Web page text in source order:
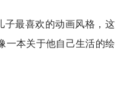
子最喜欢的动画风格，这
一本关于他自己生活的绘